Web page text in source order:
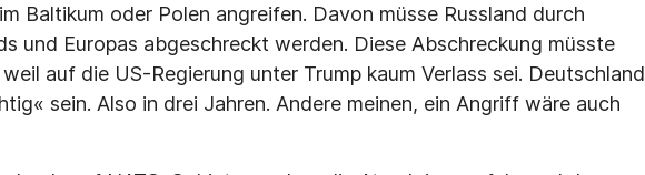
Baltikum oder Polen angreifen. Davon müsse Russland durch
und Europas abgeschreckt werden. Diese Abschreckung müsste
auf die US-Regierung unter Trump kaum Verlass sei. Deutschland
sein. Also in drei Jahren. Andere meinen, ein Angriff wäre auch